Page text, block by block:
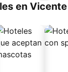
en Vicente